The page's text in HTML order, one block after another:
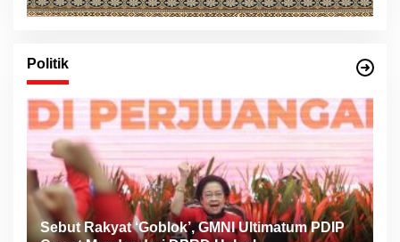
Politik
Sebut Rakyat ‘Goblok’, GMNI Ultimatum PDIP